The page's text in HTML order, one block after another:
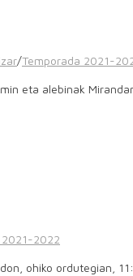
/Temporada 2021-
eta alebinak
2022
ohiko ordutegian,